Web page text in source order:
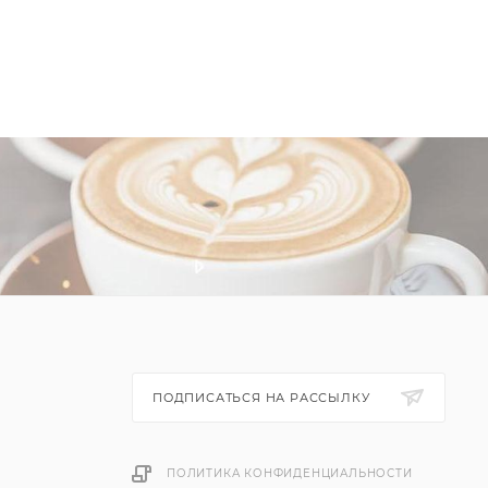
ПОДПИСАТЬСЯ НА РАССЫЛКУ
ПОЛИТИКА КОНФИДЕНЦИАЛЬНОСТИ